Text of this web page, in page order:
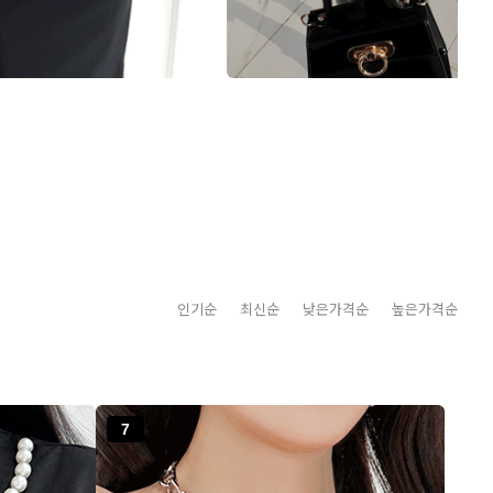
인기순 최신순 낮은가격순 높은가격순
7